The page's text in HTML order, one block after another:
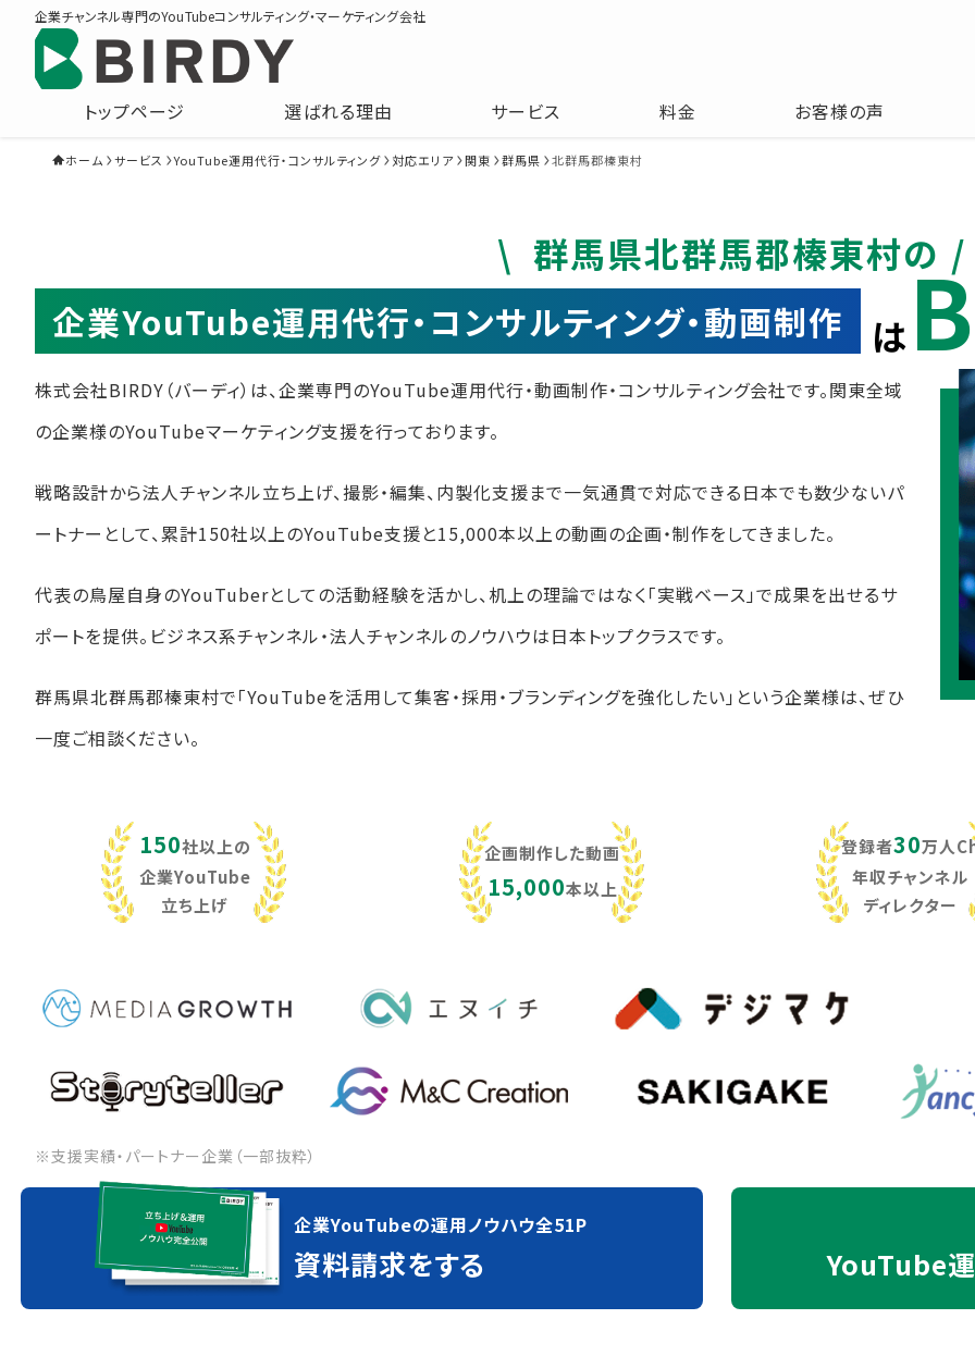
企業チャンネル専門のYouTubeコンサルティング・マーケティング会社
トップページ 選ばれる理由 サービス 料金 お客様の声
ホーム サービス YouTube運用代行・コンサルティング 対応エリア 関東 群馬県 北群馬郡榛東村
群馬県北群馬郡榛東村の
企業YouTube運用代行・コンサルティング・動画制作 は
株式会社BIRDY（バーディ）は、企業専門のYouTube運用代行・動画制作・コンサルティング会社です。関東全域
の企業様のYouTubeマーケティング支援を行っております。
戦略設計から法人チャンネル立ち上げ、撮影・編集、内製化支援まで一気通貫で対応できる日本でも数少ないパ
ートナーとして、累計150社以上のYouTube支援と15,000本以上の動画の企画・制作をしてきました。
代表の鳥屋自身のYouTuberとしての活動経験を活かし、机上の理論ではなく「実戦ベース」で成果を出せるサ
ポートを提供。ビジネス系チャンネル・法人チャンネルのノウハウは日本トップクラスです。
群馬県北群馬郡榛東村で「YouTubeを活用して集客・採用・ブランディングを強化したい」という企業様は、ぜひ
一度ご相談ください。
150社以上の
企業YouTube
立ち上げ
企画制作した動画
15,000本以上
登録者30万人
年収チャンネル
ディレクター
※支援実績・パートナー企業（一部抜粋）
企業YouTubeの運用ノウハウ全51P
資料請求をする YouTube